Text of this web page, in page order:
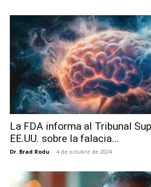
La FDA informa al Tribunal
EE.UU. sobre la falacia...
Dr. Brad Rodu - 4 de octubre de 2024